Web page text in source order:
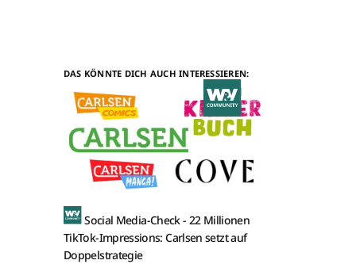
DAS KÖNNTE DICH AUCH INTERESSIEREN:
Social Media-Check - 22 Millionen
TikTok-Impressions: Carlsen setzt auf
Doppelstrategie